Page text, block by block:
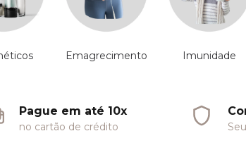
Emagrecimento Imunidade
Pague em até 10x
no cartão de crédito